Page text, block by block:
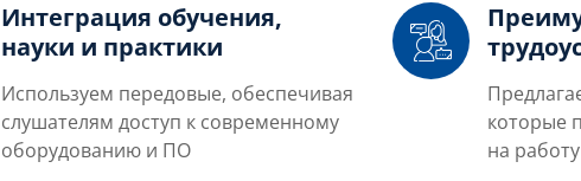
Интеграция обучения,
науки и практики
Используем передовые, обеспечивая
слушателям доступ к современному
оборудованию и ПО
которые
на работу